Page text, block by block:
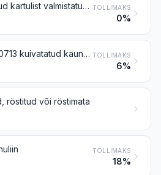
Kuivatatud kartulist valmistatud peen- ja jämejahu, pulber, helbed ja graanulid TOLLIMAKS
0%
Rubriigi 0713 kuivatatud kaunviljadest, rubriigi 0714 saagost, juurtest või mugulatest valmistatud peen- ja jämejahu ning pulber; grupi 8 toodetest valmistatud peen- ja jämejahu ning pulber TOLLIMAKS
6%
röstitud või röstimata
TOLLIMAKS
18%